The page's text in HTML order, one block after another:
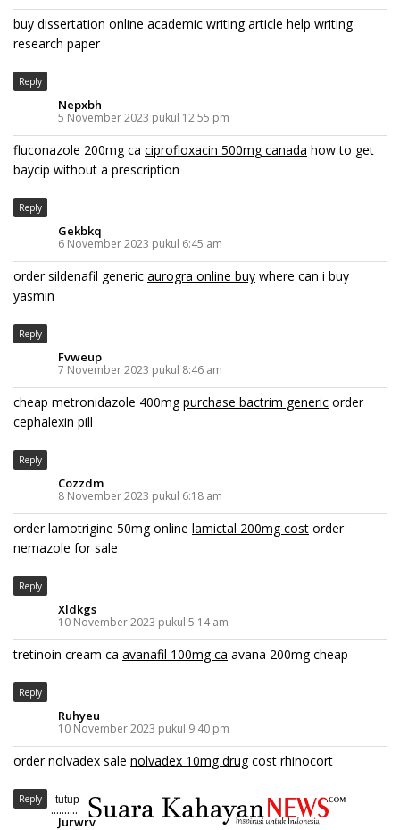
buy dissertation online academic writing article help writing
research paper
Reply
Nepxbh
5 November 2023 pukul 12:55 pm
fluconazole 200mg ca ciprofloxacin 500mg canada how to get
baycip without a prescription
Reply
Gekbkq
6 November 2023 pukul 6:45 am
order sildenafil generic aurogra online buy where can i buy
yasmin
Reply
Fvweup
7 November 2023 pukul 8:46 am
cheap metronidazole 400mgpurchase bactrim generic order
cephalexin pill
Reply
Cozzdm
8 November 2023 pukul 6:18 am
order lamotrigine 50mg online lamictal 200mg cost order
nemazole for sale
Reply
Xldkgs
10 November 2023 pukul 5:14 am
tretinoin cream ca avanafil 100mg ca avana 200mg cheap
Reply
Ruhyeu
10 November 2023 pukul 9:40 pm
order nolvadex sale nolvadex 10mg drugcost rhinocort
Reply
Jurwrv
tutup
..........